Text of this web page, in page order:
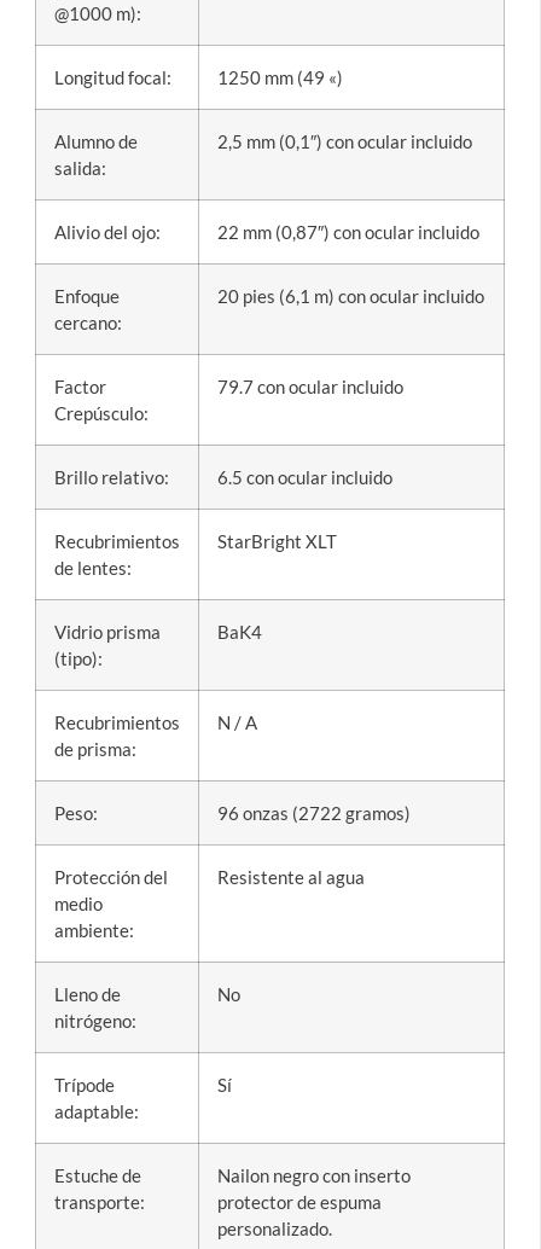
@1000 m):
Longitud focal: 1250 mm (49 «)
Alumno de
salida:
2,5 mm (0,1″) con ocular incluido
Alivio del ojo: 22 mm (0,87″) con ocular incluido
Enfoque
cercano:
20 pies (6,1 m) con ocular incluido
Factor
Crepúsculo:
79.7 con ocular incluido
Brillo relativo: 6.5 con ocular incluido
Recubrimientos
de lentes:
StarBright XLT
Vidrio prisma
(tipo):
BaK4
Recubrimientos
de prisma:
N / A
Peso: 96 onzas (2722 gramos)
Protección del
medio
ambiente:
Resistente al agua
Lleno de
nitrógeno:
No
Trípode
adaptable:
Sí
Estuche de
transporte:
Nailon negro con inserto
protector de espuma
personalizado.